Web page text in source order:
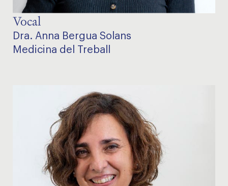
Vocal
Dra. Anna Bergua Solans
Medicina del Treball